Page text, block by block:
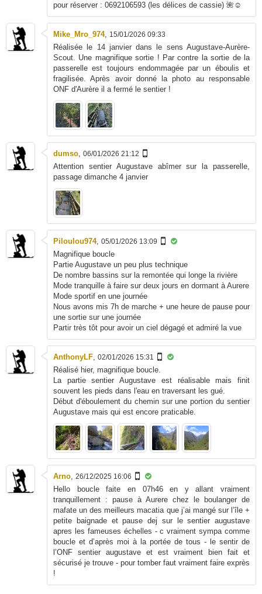
pour réserver : 0692106593 (les délices de cassie) 🌺☺️
Mike_Mro_974, 15/01/2026 09:33
Réalisée le 14 janvier dans le sens Augustave-Aurère-
Scout. Une magnifique sortie ! Par contre la sortie de la
passerelle est toujours endommagée par un éboulis et
fragilisée. Après avoir donné la photo au responsable
ONF d'Aurère il a fermé le sentier !
dumso, 06/01/2026 21:12
Attention sentier Augustave abîmer sur la passerelle,
passage dimanche 4 janvier
Piloulou974, 05/01/2026 13:09
Magnifique boucle
Partie Augustave un peu plus technique
De nombre bassins sur la remontée qui longe la rivière
Mode tranquille à faire sur deux jours en dormant à Aurere
Mode sportif en une journée
Nous avons mis 7h de marche + une heure de pause pour
une sortie sur une journée
Partir très tôt pour avoir un ciel dégagé et admiré la vue
AnthonyLF, 02/01/2026 15:31
Réalisé hier, magnifique boucle.
La partie sentier Augustave est réalisable mais finit
souvent les pieds dans l'eau en traversant les gué.
Début d'éboulement du chemin sur une portion du sentier
Augustave mais qui est encore praticable.
Arno, 26/12/2025 16:06
Hello boucle faite en 07h46 en y allant vraiment
tranquillement : pause à Aurere chez le boulanger de
mafate un des meilleurs macatia que j’ai mangé sur l’île +
petite baignade et pause dej sur le sentier augustave
apres les fameuses échelles - c vraiment sympa comme
boucle et d’après moi à la portée de tous - le sentir de
l’ONF sentier augustave et est vraiment bien fait et
sécurisé je trouve - pour tomber faut vraiment faire exprès
!